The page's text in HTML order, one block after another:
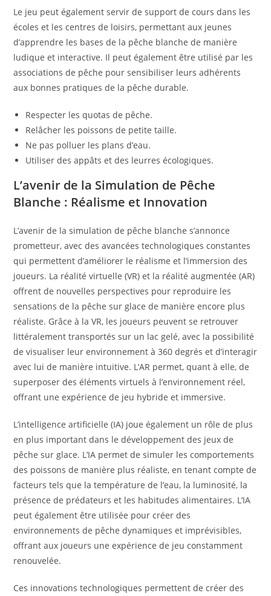
Le jeu peut également servir de support de cours dans les
écoles et les centres de loisirs, permettant aux jeunes
d’apprendre les bases de la pêche blanche de manière
ludique et interactive. Il peut également être utilisé par les
associations de pêche pour sensibiliser leurs adhérents
aux bonnes pratiques de la pêche durable.
Respecter les quotas de pêche.
Relâcher les poissons de petite taille.
Ne pas polluer les plans d’eau.
Utiliser des appâts et des leurres écologiques.
L’avenir de la Simulation de Pêche
Blanche : Réalisme et Innovation
L’avenir de la simulation de pêche blanche s’annonce
prometteur, avec des avancées technologiques constantes
qui permettent d’améliorer le réalisme et l’immersion des
joueurs. La réalité virtuelle (VR) et la réalité augmentée (AR)
offrent de nouvelles perspectives pour reproduire les
sensations de la pêche sur glace de manière encore plus
réaliste. Grâce à la VR, les joueurs peuvent se retrouver
littéralement transportés sur un lac gelé, avec la possibilité
de visualiser leur environnement à 360 degrés et d’interagir
avec lui de manière intuitive. L’AR permet, quant à elle, de
superposer des éléments virtuels à l’environnement réel,
offrant une expérience de jeu hybride et immersive.
L’intelligence artificielle (IA) joue également un rôle de plus
en plus important dans le développement des jeux de
pêche sur glace. L’IA permet de simuler les comportements
des poissons de manière plus réaliste, en tenant compte de
facteurs tels que la température de l’eau, la luminosité, la
présence de prédateurs et les habitudes alimentaires. L’IA
peut également être utilisée pour créer des
environnements de pêche dynamiques et imprévisibles,
offrant aux joueurs une expérience de jeu constamment
renouvelée.
Ces innovations technologiques permettent de créer des